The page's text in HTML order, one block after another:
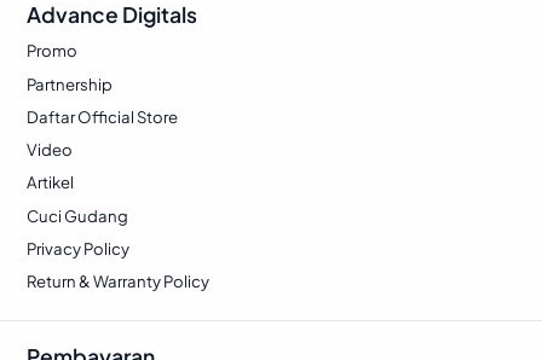
Advance Digitals
Promo
Partnership
Daftar Official Store
Video
Artikel
Cuci Gudang
Privacy Policy
Return & Warranty Policy